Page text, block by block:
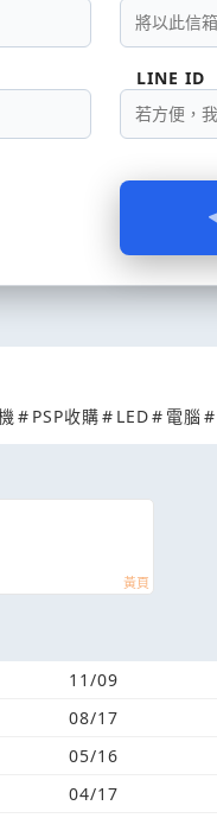
LINE ID
# PSP收購# LED# 電腦#
11/09
08/17
05/16
04/17